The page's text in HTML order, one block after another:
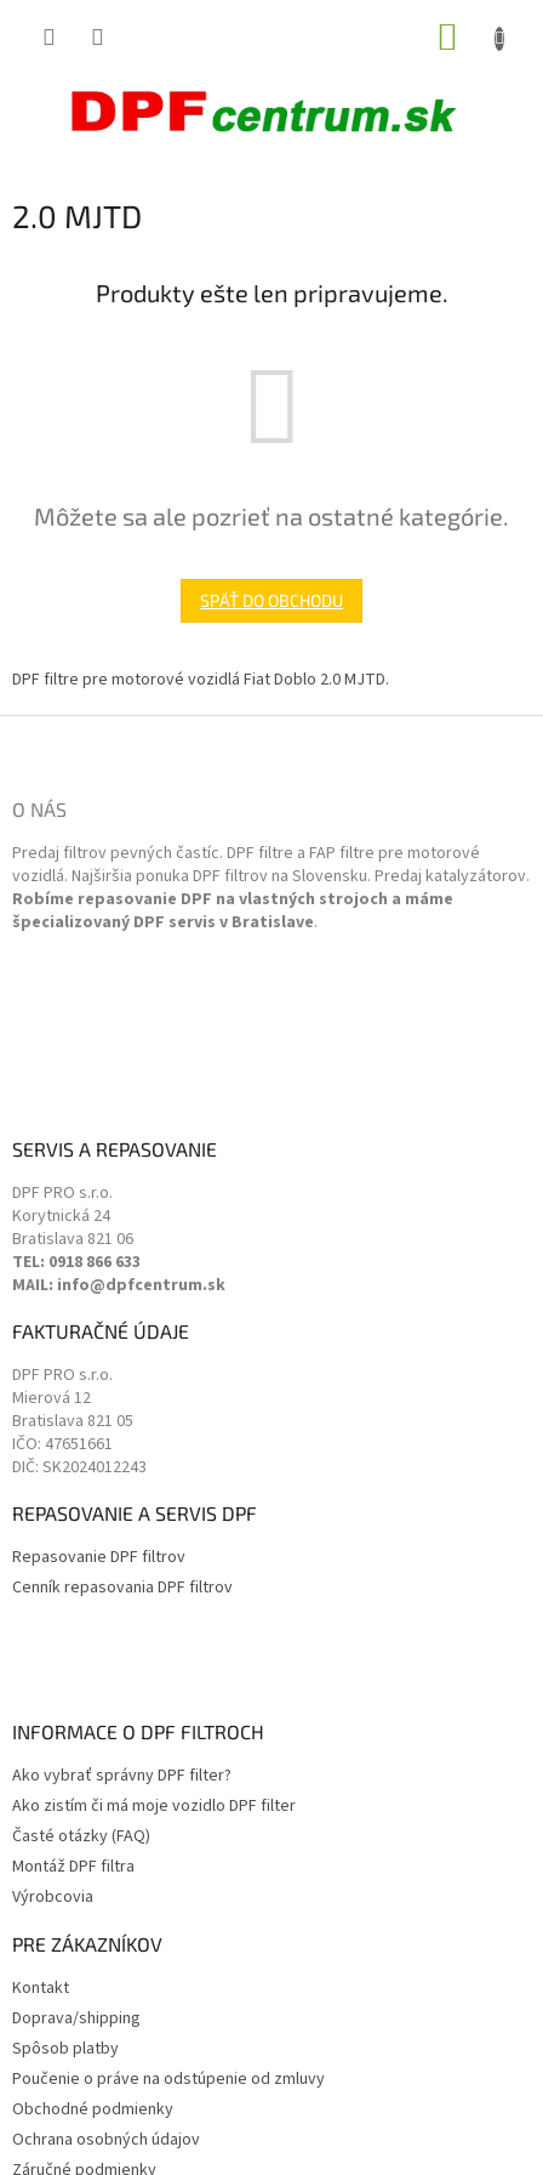
2.0 MJTD
Produkty ešte len pripravujeme.
Môžete sa ale pozrieť na ostatné kategórie.
SPÄŤ DO OBCHODU
DPF filtre pre motorové vozidlá Fiat Doblo 2.0 MJTD.
O NÁS
Predaj filtrov pevných častíc. DPF filtre a FAP filtre pre motorové
vozidlá. Najširšia ponuka DPF filtrov na Slovensku. Predaj katalyzátorov.
Robíme repasovanie DPF na vlastných strojoch a máme
špecializovaný DPF servis v Bratislave.
SERVIS A REPASOVANIE
DPF PRO s.r.o.
Korytnická 24
Bratislava 821 06
TEL: 0918 866 633
MAIL: info@dpfcentrum.sk
FAKTURAČNÉ ÚDAJE
DPF PRO s.r.o.
Mierová 12
Bratislava 821 05
IČO: 47651661
DIČ: SK2024012243
REPASOVANIE A SERVIS DPF
Repasovanie DPF filtrov
Cenník repasovania DPF filtrov
INFORMACE O DPF FILTROCH
Ako vybrať správny DPF filter?
Ako zistím či má moje vozidlo DPF filter
Časté otázky (FAQ)
Montáž DPF filtra
Výrobcovia
PRE ZÁKAZNÍKOV
Kontakt
Doprava/shipping
Spôsob platby
Poučenie o práve na odstúpenie od zmluvy
Obchodné podmienky
Ochrana osobných údajov